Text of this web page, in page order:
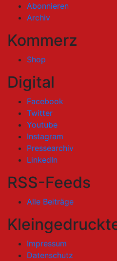
Abonnieren
Archiv
Kommerz
Shop
Digital
Facebook
Twitter
Youtube
Instagram
Pressearchiv
LinkedIn
RSS-Feeds
Alle Beiträge
Impressum
Datenschutz